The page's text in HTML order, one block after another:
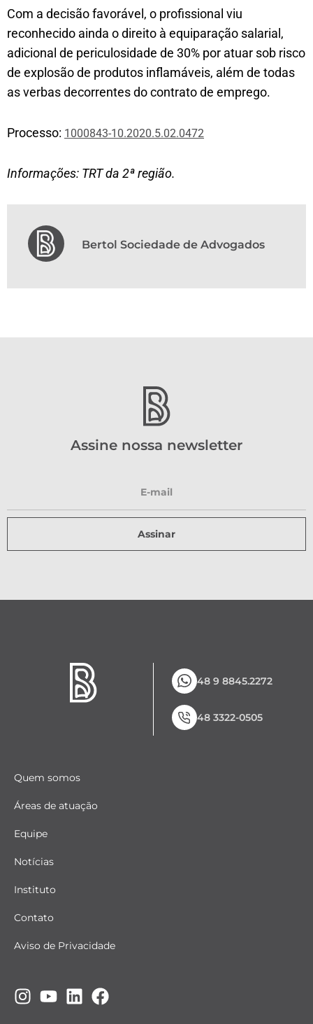
Com a decisão favorável, o profissional viu
reconhecido ainda o direito à equiparação salarial,
adicional de periculosidade de 30% por atuar sob risco
de explosão de produtos inflamáveis, além de todas
as verbas decorrentes do contrato de emprego.
Processo: 1000843-10.2020.5.02.0472
Informações: TRT da 2ª região.
Bertol Sociedade de Advogados
Assine nossa newsletter
Assinar
48 9 8845.2272
48 3322-0505
Quem somos
Áreas de atuação
Equipe
Notícias
Instituto
Contato
Aviso de Privacidade